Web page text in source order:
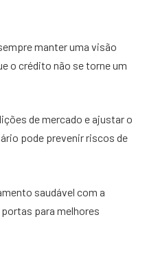
manter uma visão
o crédito não se torne um
de mercado e ajustar o
pode prevenir riscos de
saudável com a
para melhores